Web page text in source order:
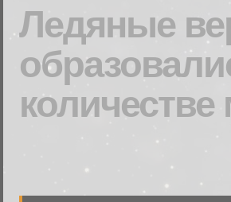
Ледяные
количестве